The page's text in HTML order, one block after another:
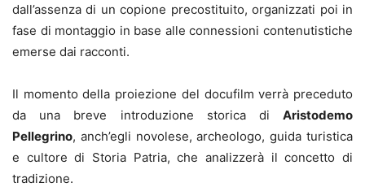
dall’assenza di un copione precostituito, organizzati poi in
fase di montaggio in base alle connessioni contenutistiche
emerse dai racconti.
Il momento della proiezione del docufilm verrà preceduto
da una breve introduzione storica di Aristodemo
Pellegrino, anch’egli novolese, archeologo, guida turistica
e cultore di Storia Patria, che analizzerà il concetto di
tradizione.